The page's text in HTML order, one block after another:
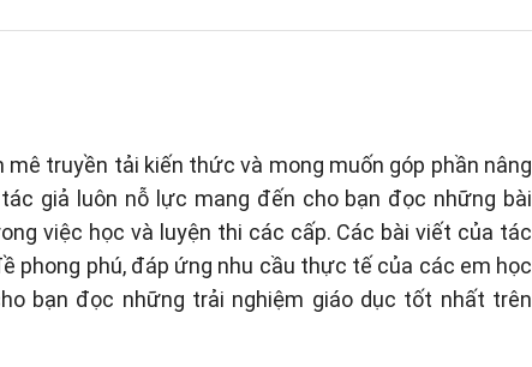
mê truyền tải kiến thức và mong muốn góp phần nâng
giả luôn nỗ lực mang đến cho bạn đọc những bài
việc học và luyện thi các cấp. Các bài viết của tác
phong phú, đáp ứng nhu cầu thực tế của các em học
bạn đọc những trải nghiệm giáo dục tốt nhất trên